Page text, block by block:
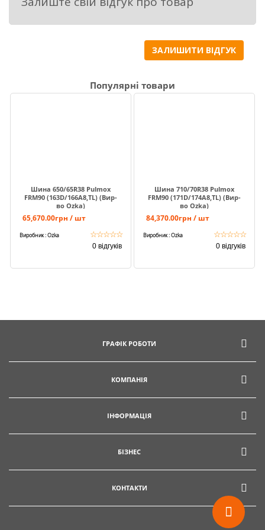
Завдяки своїй розмірності 13.6-24, ця шина
підходить для багатьох видів
забезпечує надійну та ефективну роботу на
ЗАЛИШИТИ ВІДГУК
Популярні товари
Шина 650/65R38 Pulmox
FRM90 (163D/166A8,TL) (Вир-
во Ozka)
65,670.00грн / шт
Виробник : Ozka ☆☆☆☆☆
0 відгуків
Шина 710/70R38 Pulmox
FRM90 (171D/174A8,TL) (Вир-
во Ozka)
84,370.00грн / шт
Виробник : Ozka ☆☆☆☆☆
0 відгуків
ГРАФІК РОБОТИ
КОМПАНІЯ
ІНФОРМАЦІЯ
БІЗНЕС
КОНТАКТИ